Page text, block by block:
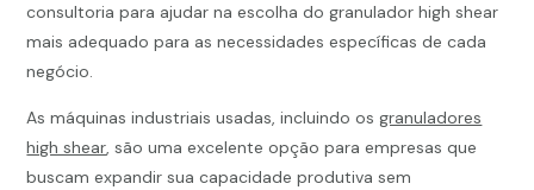
consultoria para ajudar na escolha do granulador high shear
mais adequado para as necessidades específicas de cada
negócio.
As máquinas industriais usadas, incluindo osgranuladores
high shear, são uma excelente opção para empresas que
buscam expandir sua capacidade produtiva sem